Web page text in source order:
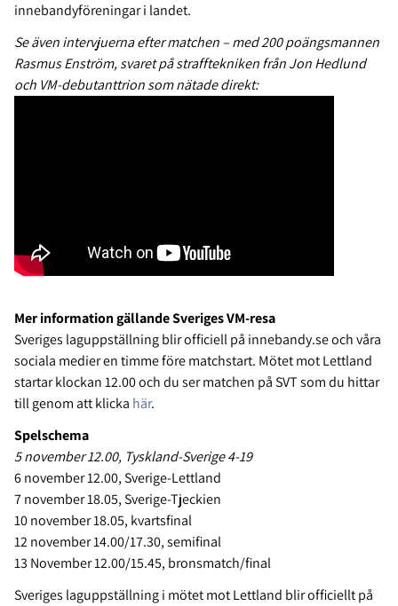
innebandyföreningar i landet.
Se även intervjuerna efter matchen – med 200 poängsmannen
Rasmus Enström, svaret på strafftekniken från Jon Hedlund
och VM-debutanttrion som nätade direkt:
Mer information gällande Sveriges VM-resa
Sveriges laguppställning blir officiell på innebandy.se och våra
sociala medier en timme före matchstart. Mötet mot Lettland
startar klockan 12.00 och du ser matchen på SVT som du hittar
till genom att klicka här.
Spelschema
5 november 12.00, Tyskland-Sverige 4-19
6 november 12.00, Sverige-Lettland
7 november 18.05, Sverige-Tjeckien
10 november 18.05, kvartsfinal
12 november 14.00/17.30, semifinal
13 November 12.00/15.45, bronsmatch/final
Sveriges laguppställning i mötet mot Lettland blir officiellt på